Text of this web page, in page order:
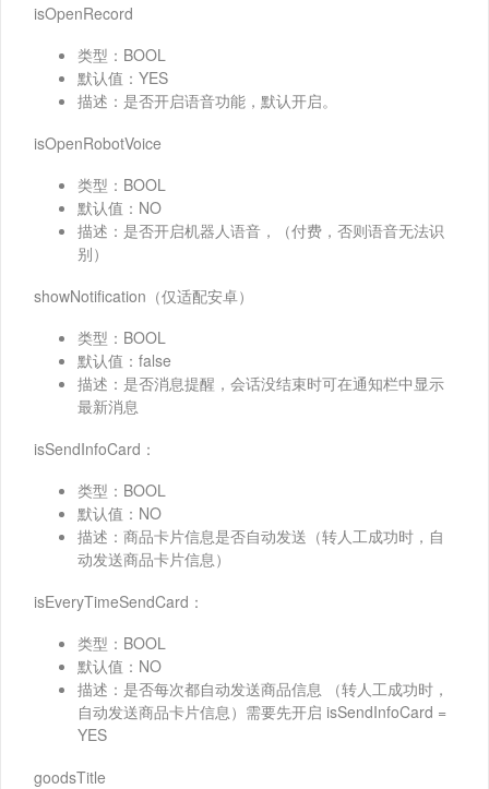
isOpenRecord
类型：BOOL
默认值：YES
描述：是否开启语音功能，默认开启。
isOpenRobotVoice
类型：BOOL
默认值：NO
描述：是否开启机器人语音，（付费，否则语音无法识
别）
showNotification（仅适配安卓）
类型：BOOL
默认值：false
描述：是否消息提醒，会话没结束时可在通知栏中显示
最新消息
isSendInfoCard：
类型：BOOL
默认值：NO
描述：商品卡片信息是否自动发送（转人工成功时，自
动发送商品卡片信息）
isEveryTimeSendCard：
类型：BOOL
默认值：NO
描述：是否每次都自动发送商品信息 （转人工成功时，
自动发送商品卡片信息）需要先开启 isSendInfoCard =
YES
goodsTitle